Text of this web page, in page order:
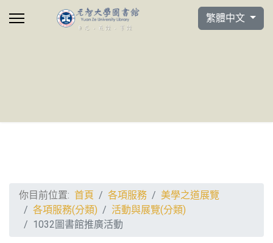
選擇你的語言
繁體中文
你目前位置: 首頁 各項服務
美學之道展覽
各項服務(分類)
活動與展覽(分類)
1032圖書館推廣活動